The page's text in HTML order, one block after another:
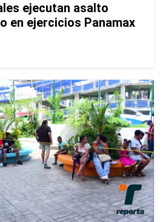
ejecutan asalto
en ejercicios Panamax